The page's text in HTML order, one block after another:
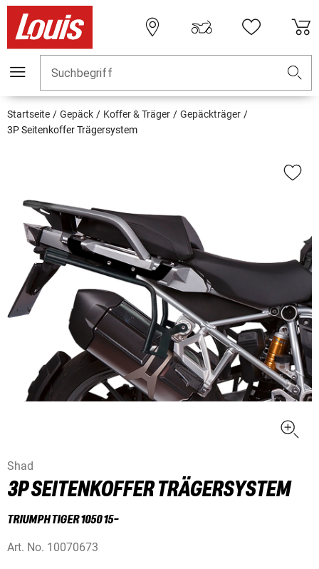
Suchbegriff
Startseite Gepäck Koffer & Träger
Gepäckträger
3P Seitenkoffer Trägersystem
Shad
3P SEITENKOFFER TRÄGERSYSTEM
TRIUMPH TIGER 1050 15-
Art. No. 10070673